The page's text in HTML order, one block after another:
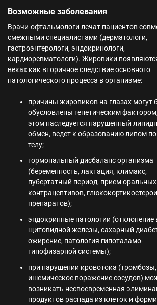
Возможные заболевания
Врачи-офтальмологи лечат пациентов
смежными специалистами (дерматологи,
гастроэнтерологи, эндокринологи,
кардиоревматологи). Жировики
веках как вторичное следствие основного
патологического процесса в организме:
причины жировиков на глазах могут
обусловлены генетическим
этом наследуется нарушенный
обмен, ведет к образованию липом
телу;
гормональный дисбаланс организма
(беременность, лактация, климакс,
пубертатный период, прием оральных
контрацептивов,
препаратов);
эндокринные патологии (отклонение
щитовидной железы, сахарный
ожирение, патология гипоталамо-
гипофизарной системы);
при нарушении кровотока (тромбозы,
ишемическое поражение сосудов)
возникать несвоевременная
продуктов распада из клеток и